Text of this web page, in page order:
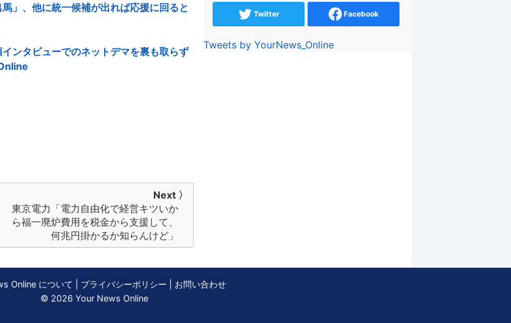
」、他に統一候補が出れば応援に回ると
ンタビューでのネットデマを裏も取らず
Next 〉
東京電力「電力自由化で経営キツいか
ら福一廃炉費用を税金から支援して、
何兆円掛かるか知らんけど」
Twitter Facebook
Tweets by YourNews_Online
Online について プライバシーポリシー
お問い合わせ
© 2026 Your News Online